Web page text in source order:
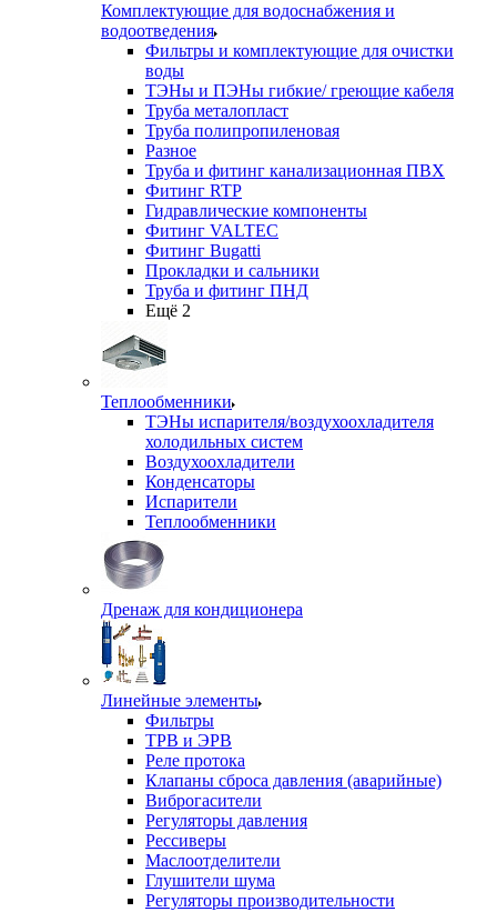
Комплектующие для водоснабжения и
водоотведения
Фильтры и комплектующие для очистки
воды
ТЭНы и ПЭНы гибкие/ греющие кабеля
Труба металопласт
Труба полипропиленовая
Разное
Труба и фитинг канализационная ПВХ
Фитинг RTP
Гидравлические компоненты
Фитинг VALTEC
Фитинг Bugatti
Прокладки и сальники
Труба и фитинг ПНД
Ещё 2
Теплообменники
ТЭНы испарителя/воздухоохладителя
холодильных систем
Воздухоохладители
Конденсаторы
Испарители
Теплообменники
Дренаж для кондиционера
Линейные элементы
Фильтры
ТРВ и ЭРВ
Реле протока
Клапаны сброса давления (аварийные)
Виброгасители
Регуляторы давления
Рессиверы
Маслоотделители
Глушители шума
Регуляторы производительности